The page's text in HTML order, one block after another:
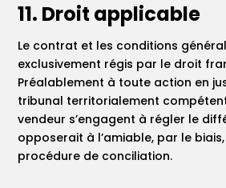
11. Droit applicable
Le contrat et les conditions
exclusivement régis par le droit
Préalablement à toute action en
tribunal territorialement
vendeur s’engagent à régler le
opposerait à l’amiable, par le
procédure de conciliation.